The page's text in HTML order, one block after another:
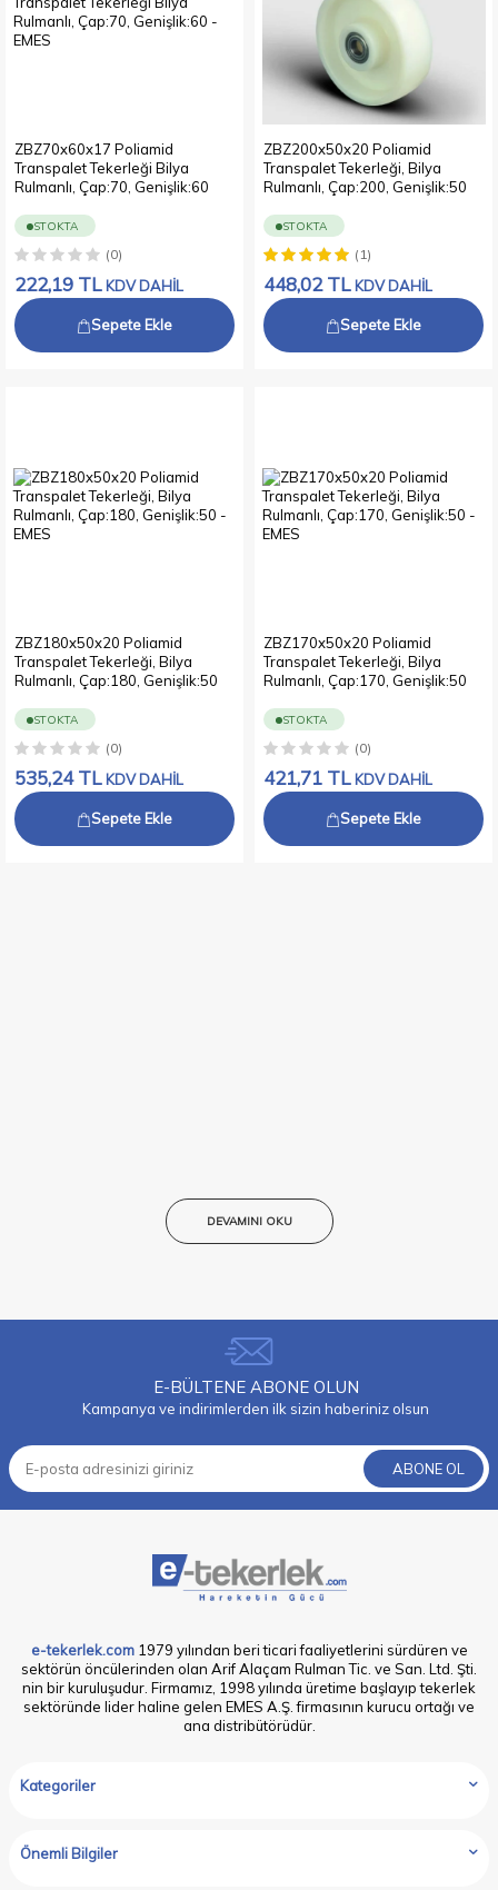
ZBZ70x60x17 Poliamid
Transpalet Tekerleği Bilya
Rulmanlı, Çap:70, Genişlik:60
STOKTA
(0)
222,19 TL KDV DAHİL
Sepete Ekle
ZBZ200x50x20 Poliamid
Transpalet Tekerleği, Bilya
Rulmanlı, Çap:200, Genişlik:50
STOKTA
(1)
448,02TL KDV DAHİL
Sepete Ekle
ZBZ180x50x20 Poliamid
Transpalet Tekerleği, Bilya
Rulmanlı, Çap:180, Genişlik:50
STOKTA
(0)
535,24TL KDV DAHİL
Sepete Ekle
ZBZ170x50x20 Poliamid
Transpalet Tekerleği, Bilya
Rulmanlı, Çap:170, Genişlik:50
STOKTA
(0)
421,71 TL KDV DAHİL
Sepete Ekle
DEVAMINI OKU
E-BÜLTENE ABONE OLUN
Kampanya ve indirimlerden ilk sizin haberiniz olsun
ABONE OL
e-tekerlek.com1979 yılından beri ticari faaliyetlerini sürdüren ve
sektörün öncülerinden olan Arif Alaçam Rulman Tic. ve San. Ltd. Şti.
nin bir kuruluşudur. Firmamız, 1998 yılında üretime başlayıp tekerlek
sektöründe lider haline gelen EMES A.Ş. firmasının kurucu ortağı ve
ana distribütörüdür.
Kategoriler
Önemli Bilgiler